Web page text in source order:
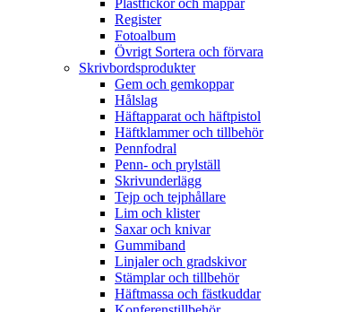
Plastfickor och mappar
Register
Fotoalbum
Övrigt Sortera och förvara
Skrivbordsprodukter
Gem och gemkoppar
Hålslag
Häftapparat och häftpistol
Häftklammer och tillbehör
Pennfodral
Penn- och prylställ
Skrivunderlägg
Tejp och tejphållare
Lim och klister
Saxar och knivar
Gummiband
Linjaler och gradskivor
Stämplar och tillbehör
Häftmassa och fästkuddar